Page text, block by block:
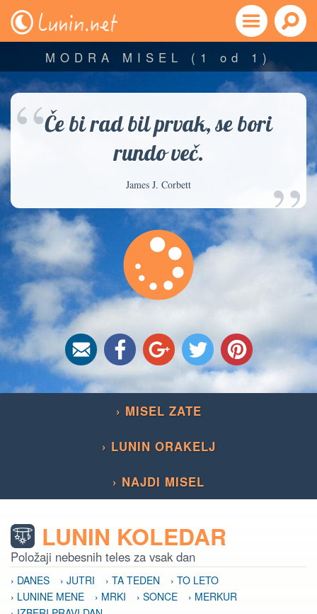
MODRA MISEL (1 od 1)
Če bi rad bil prvak, se bori
rundo več.
James J. Corbett ”
“
› MISEL ZATE
› LUNIN ORAKELJ
› NAJDI MISEL
LUNIN KOLEDAR
Položaji nebesnih teles za vsak dan
› DANES › JUTRI › TA TEDEN
› TO LETO
› LUNINE MENE
› MRKI › SONCE
› MERKUR